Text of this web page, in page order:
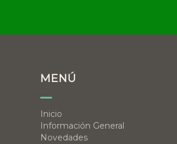
MENÚ
Inicio
Información General
Novedades